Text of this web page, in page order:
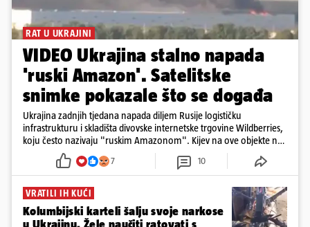
RAT U UKRAJINI
VIDEO Ukrajina stalno napada
'ruski Amazon'. Satelitske
snimke pokazale što se događa
Ukrajina zadnjih tjedana napada diljem Rusije logističku
infrastrukturu i skladišta divovske internetske trgovine Wildberries,
koju često nazivaju "ruskim Amazonom". Kijev na ove objekte ne
gleda samo kao na obična trgovačka skladišta, već tvrdi da ih ruske
snage koriste i za vojne potrebe, odnosno za skladištenje i
distribuciju dijelova za dronove i druge opreme koja se koristi u
ratu. S druge strane, napadi služe i kao izravan odgovor na ruska
bombardiranja ukrajinske poštanske i logističke infrastrukture te
kao način da se ekonomske posljedice rata prenesu dublje na ruski
7 10
VRATILI IH KUĆI
Kolumbijski karteli šalju svoje narkose